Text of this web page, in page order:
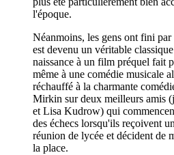
l'époque.
Néanmoins, les gens ont fini
est devenu un véritable
naissance à un film préquel fait
même à une comédie musicale
réchauffé à la charmante
Mirkin sur deux meilleurs amis
et Lisa Kudrow) qui
des échecs lorsqu'ils reçoivent
réunion de lycée et décident de
la place.